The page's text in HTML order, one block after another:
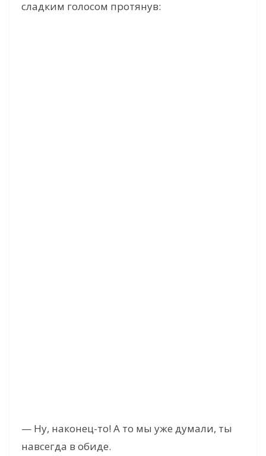
сладким голосом протянув:
— Ну, наконец-то! А то мы уже думали, ты
навсегда в обиде.